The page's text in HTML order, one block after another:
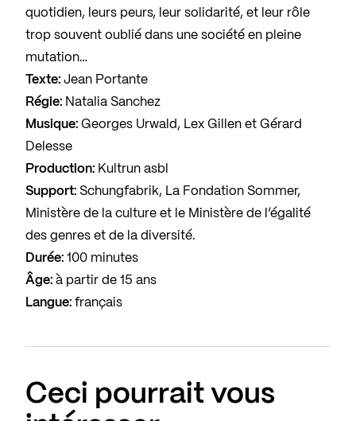
quotidien, leurs peurs, leur solidarité, et leur rôle
trop souvent oublié dans une société en pleine
mutation…
Texte: Jean Portante
Régie: Natalia Sanchez
Musique: Georges Urwald, Lex Gillen et Gérard
Delesse
Production: Kultrun asbl
Support: Schungfabrik, La Fondation Sommer,
Ministère de la culture et le Ministère de l’égalité
des genres et de la diversité.
Durée: 100 minutes
Âge: à partir de 15 ans
Langue: français
Ceci pourrait vous